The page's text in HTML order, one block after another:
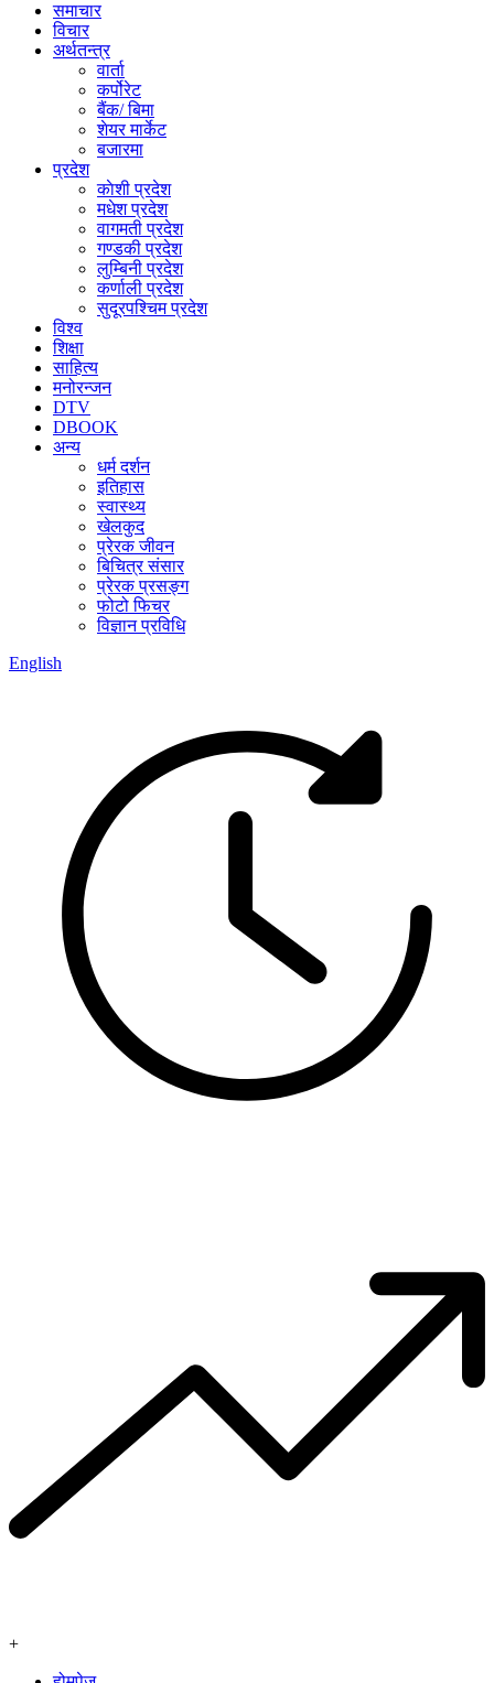
समाचार
विचार
अर्थतन्त्र
वार्ता
कर्पोरेट
बैंक/ बिमा
शेयर मार्केट
बजारमा
प्रदेश
काेशी प्रदेश
मधेश प्रदेश
वागमती प्रदेश
गण्डकी प्रदेश
लुम्बिनी प्रदेश
कर्णाली प्रदेश
सुदूरपश्चिम प्रदेश
विश्व
शिक्षा
साहित्य
मनोरन्जन
DTV
DBOOK
अन्य
धर्म दर्शन
इतिहास
स्वास्थ्य
खेलकुद
प्रेरक जीवन
बिचित्र संसार
प्रेरक प्रसङ्ग
फोटो फिचर
विज्ञान प्रविधि
English
+